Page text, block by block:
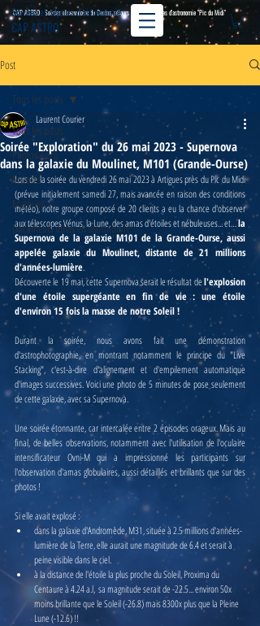
CAP ASTRO - Soirées observatoire de Cestas, séjours La Palma, stages d'astronomie "Pic du Midi"
Soirées et séjours d'astronomie
CAP ASTRO
Post
Tous les posts
Photos Astro
Activités
Matériels
Documents utiles en astronomie
Tous les posts
Soirée "Exploration" du 26 mai 2023 - Supernova
dans la galaxie du Moulinet, M101 (Grande-Ourse)
Laurent Courier
Lors de la soirée du vendredi 26 mai 2023 à Artigues près du Pic du Midi
(prévue initialement samedi 27, mais avancée en raison des conditions
météo), notre groupe composé de 20 clients a eu la chance d'observer
aux télescopes Vénus, la Lune, des amas d'étoiles et nébuleuses... et… la
Supernova de la galaxie M101 de la Grande-Ourse, aussi
appelée galaxie du Moulinet, distante de 21 millions
d'années-lumière.
Découverte le 19 mai, cette Supernova serait le résultat de l'explosion
d'une étoile supergéante en fin de vie : une étoile
d'environ 15 fois la masse de notre Soleil !
Durant la soirée, nous avons fait une démonstration
d'astrophotographie, en montrant notamment le principe du "Live
Stacking", c'est-à-dire d'alignement et d'empilement automatique
d'images successives. Voici une photo de 5 minutes de pose seulement
de cette galaxie, avec sa Supernova.
Une soirée étonnante, car intercalée entre 2 épisodes orageux. Mais au
final, de belles observations, notamment avec l'utilisation de l'oculaire
intensificateur Ovni-M qui a impressionné les participants sur
l'observation d'amas globulaires, aussi détaillés et brillants que sur des
photos !
Si elle avait explosé :
dans la galaxie d'Andromède, M31, située à 2.5 millions d'années-
lumière de la Terre, elle aurait une magnitude de 6.4 et serait à
peine visible dans le ciel.
à la distance de l'étoile la plus proche du Soleil, Proxima du
Centaure à 4.24 a.l,  sa magnitude serait de -22.5... environ 50x
moins brillante que le Soleil (-26.8) mais 8300x plus que la Pleine
Lune (-12.6) !!